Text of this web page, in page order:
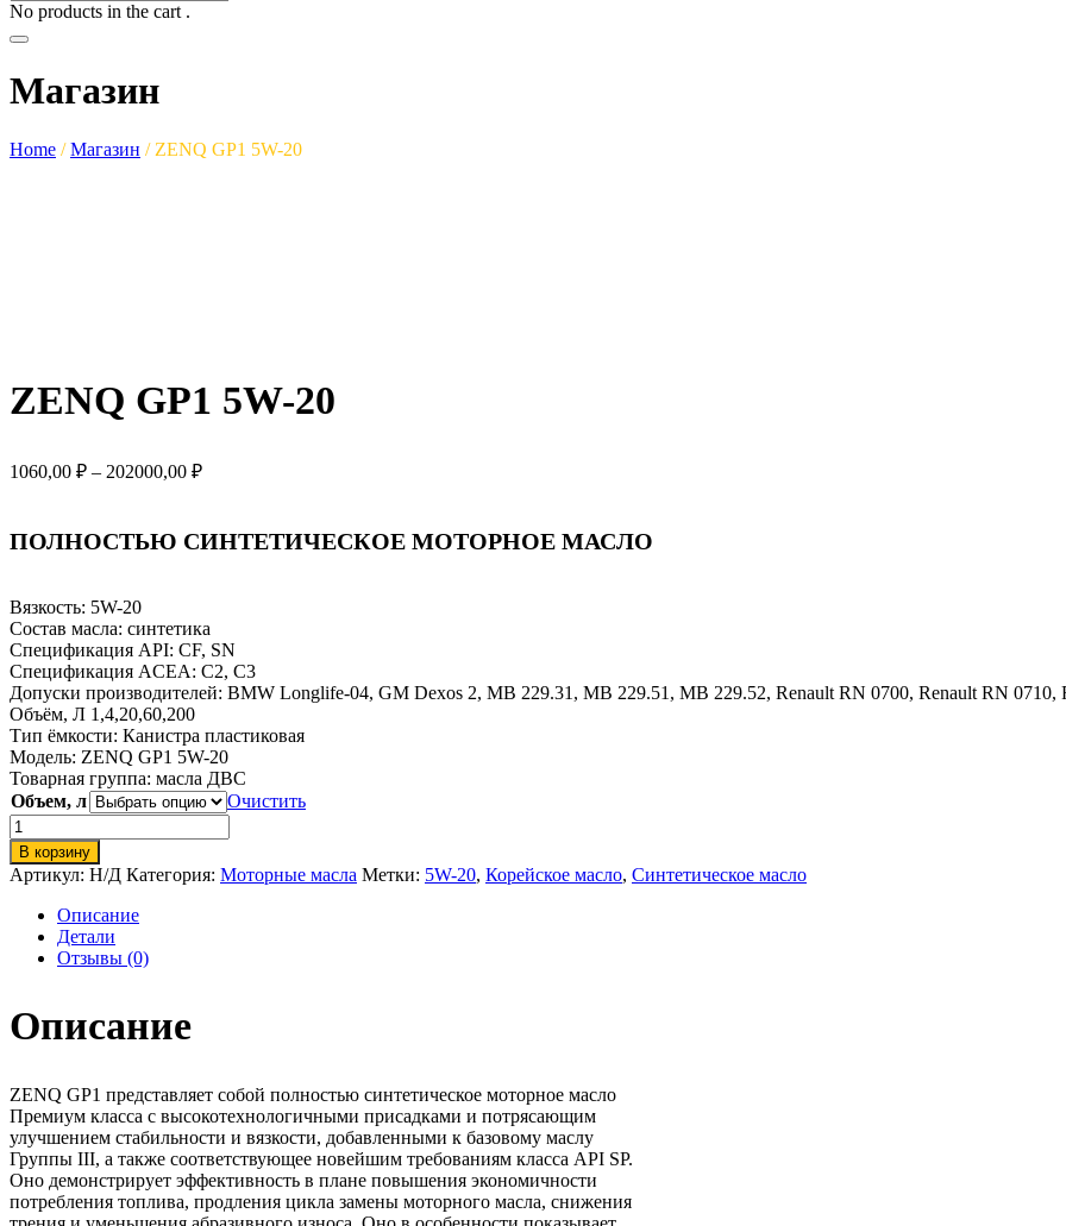
No products in the cart .
Магазин
Home /Магазин / ZENQ GP1 5W-20
ZENQ GP1 5W-20
1060,00 ₽ – 202000,00 ₽Диапазон
–
ПОЛНОСТЬЮ СИНТЕТИЧЕСКОЕ МОТОРНОЕ МАСЛО
Вязкость: 5W-20
Состав масла: синтетика
Спецификация API: CF, SN
Спецификация ACEA: C2, C3
Допуски производителей: BMW Longlife-04, GM Dexos 2, MB 229.31, MB 229.51, MB 229.52, Renault RN 0700, Renault RN 0710,
Объём, Л 1,4,20,60,200
Тип ёмкости: Канистра пластиковая
Модель: ZENQ GP1 5W-20
Товарная группа: масла ДВС
Объем, л
Очистить
Количество
товара
ZENQ
GP1
5W-
В корзину
Артикул: Н/Д Категория: Моторные масла Метки: 5W-20, Корейское масло, Синтетическое масло
Описание
Детали
Отзывы (0)
Описание
ZENQ GP1 представляет собой полностью синтетическое моторное масло
Премиум класса с высокотехнологичными присадками и потрясающим
улучшением стабильности и вязкости, добавленными к базовому маслу
Группы III, а также соответствующее новейшим требованиям класса API SP.
Оно демонстрирует эффективность в плане повышения экономичности
потребления топлива, продления цикла замены моторного масла, снижения